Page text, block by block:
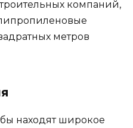
компаний,
метров
находят широкое